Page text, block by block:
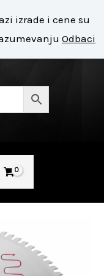
izrade i cene su
Odbaci